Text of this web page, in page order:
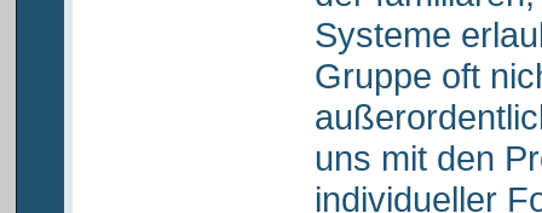
Systeme
Gruppe oft
uns mit den
individueller